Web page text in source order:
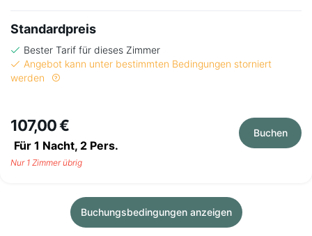
Standardpreis
Bester Tarif für dieses Zimmer
Angebot kann unter bestimmten Bedingungen storniert
werden
107,00 €
Für 1 Nacht, 2 Pers.
Buchen
Nur 1 Zimmer übrig
Buchungsbedingungen anzeigen